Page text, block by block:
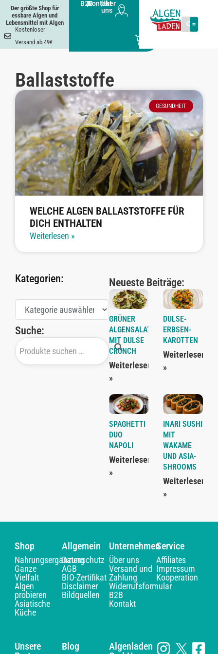
Der größte Shop für
essbare Algen und
Lebensmittel mit Algen
Kostenloser
Versand ab 49€
B2B
|Kontakt
|Über
uns
Ballaststoffe
GESUNDHEIT
WELCHE ALGEN BALLASTSTOFFE FÜR
DICH ENTHALTEN
Weiterlesen »
Kategorien:
Suche:
Neueste Beiträge:
GRÜNER
ALGENSALAT
MIT DULSE
CRUNCH
Weiterlesen
»
DULSE-
ERBSEN-
KAROTTEN
Weiterlesen
»
SPAGHETTI
DUO
NAPOLI
Weiterlesen
»
INARI SUSHI
MIT
WAKAME
UND ASIA-
SHROOMS
Weiterlesen
»
Shop
Nahrungsergänzung
Ganze
Vielfalt
Algen
probieren
Asiatische
Küche
Allgemein
Datenschutz
AGB
BIO-Zertifikat
Disclaimer
Bildquellen
Unternehmen
Über uns
Versand und
Zahlung
Widerrufsformular
B2B
Kontakt
Service
Affiliates
Impressum
Kooperation
Unsere
Blog
Algenladen